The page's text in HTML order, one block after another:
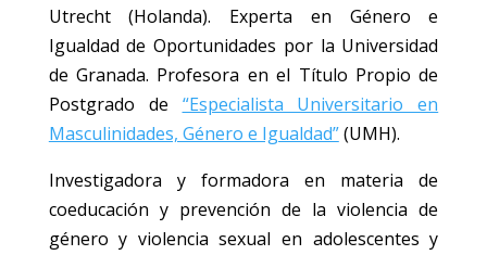
Utrecht (Holanda). Experta en Género e
Igualdad de Oportunidades por la Universidad
de Granada. Profesora en el Título Propio de
Postgrado de “Especialista Universitario en
Masculinidades, Género e Igualdad”(UMH).
Investigadora y formadora en materia de
coeducación y prevención de la violencia de
género y violencia sexual en adolescentes y